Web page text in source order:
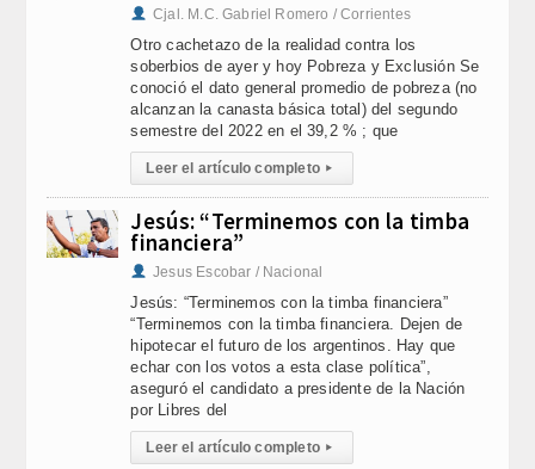
Cjal. M.C. Gabriel Romero / Corrientes
Otro cachetazo de la realidad contra los
soberbios de ayer y hoy Pobreza y Exclusión Se
conoció el dato general promedio de pobreza (no
alcanzan la canasta básica total) del segundo
semestre del 2022 en el 39,2 % ; que
Leer el artículo completo ▸
Jesús: “Terminemos con la timba
financiera”
Jesus Escobar / Nacional
Jesús: “Terminemos con la timba financiera”
“Terminemos con la timba financiera. Dejen de
hipotecar el futuro de los argentinos. Hay que
echar con los votos a esta clase política”,
aseguró el candidato a presidente de la Nación
por Libres del
Leer el artículo completo ▸